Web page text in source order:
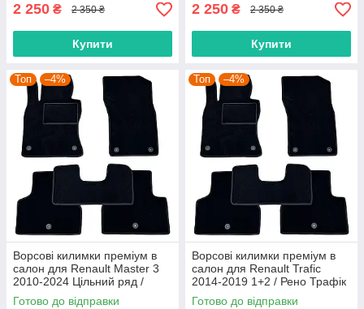
2 250 ₴ 2 350 ₴
Купити
2 250 ₴ 2 350 ₴
Купити
Топ –4%
Ворсові килимки преміум в
салон для Renault Master 3
2010-2024 Цільний ряд /
Рено Мастер 3 килимки
Готово до відправки
Топ –4%
Ворсові килимки преміум в
салон для Renault Trafic
2014-2019 1+2 / Рено Трафік
килимки
Готово до відправки